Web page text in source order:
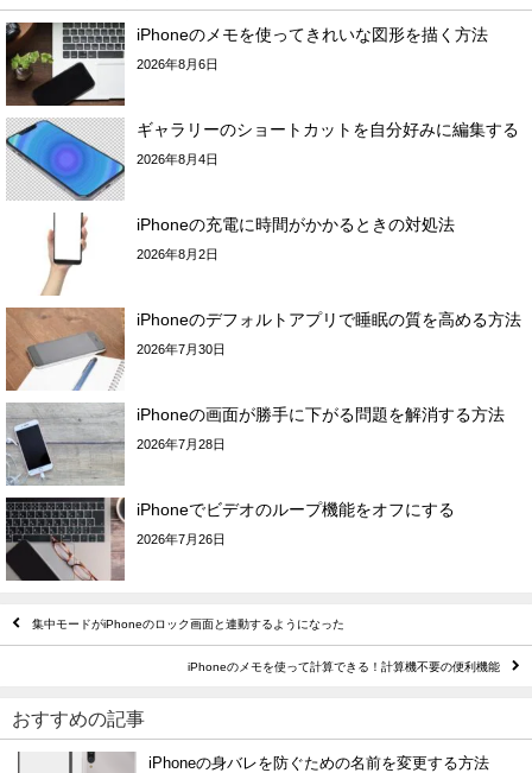
iPhoneのメモを使ってきれいな図形を描く方法
2026年8月6日
ギャラリーのショートカットを自分好みに編集する
2026年8月4日
iPhoneの充電に時間がかかるときの対処法
2026年8月2日
iPhoneのデフォルトアプリで睡眠の質を高める方法
2026年7月30日
iPhoneの画面が勝手に下がる問題を解消する方法
2026年7月28日
iPhoneでビデオのループ機能をオフにする
2026年7月26日
集中モードがiPhoneのロック画面と連動するようになった
iPhoneのメモを使って計算できる！計算機不要の便利機能
おすすめの記事
iPhoneの身バレを防ぐための名前を変更する方法